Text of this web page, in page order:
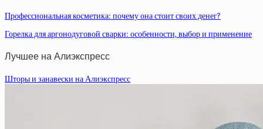
Профессиональная косметика: почему она стоит своих денег?
Горелка для аргонодуговой сварки: особенности, выбор и применение
Лучшее на Алиэкспресс
Шторы и занавески на Алиэкспресс